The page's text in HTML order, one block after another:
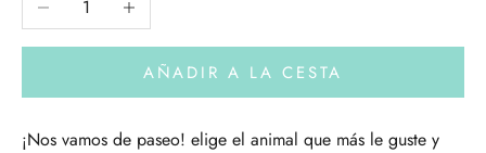
AÑADIR A LA CESTA
¡Nos vamos de paseo! elige el animal que más le guste y